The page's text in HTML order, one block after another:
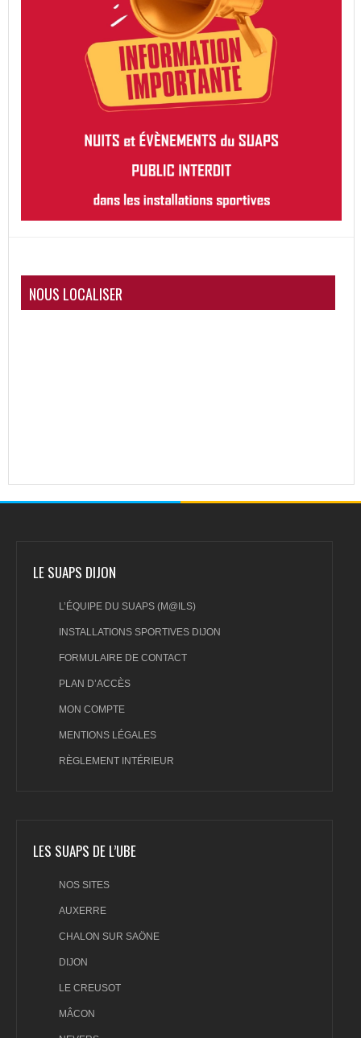
NOUS LOCALISER
LE SUAPS DIJON
L’ÉQUIPE DU SUAPS (M@ILS)
INSTALLATIONS SPORTIVES DIJON
FORMULAIRE DE CONTACT
PLAN D’ACCÈS
MON COMPTE
MENTIONS LÉGALES
RÈGLEMENT INTÉRIEUR
LES SUAPS DE L’UBE
NOS SITES
AUXERRE
CHALON SUR SAÖNE
DIJON
LE CREUSOT
MÂCON